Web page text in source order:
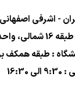
- اشرفی اصفهانی
1602
: طبقه همکف